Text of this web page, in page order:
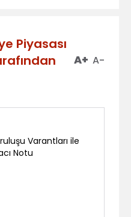
Piyasası
A+ A-
Varantları ile
Notu